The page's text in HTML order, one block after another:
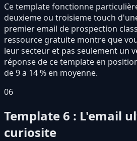
Ce template fonctionne
deuxieme ou troisieme touch
premier email de prospection
ressource gratuite montre que
leur secteur et pas seulement un
réponse de ce template en
de 9 a 14 % en moyenne.
06
Template 6 : L'email
curiosite